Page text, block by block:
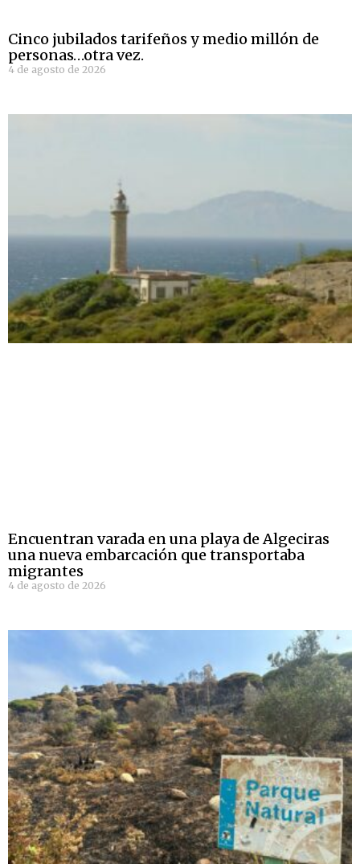
Cinco jubilados tarifeños y medio millón de
personas…otra vez.
4 de agosto de 2026
Encuentran varada en una playa de Algeciras
una nueva embarcación que transportaba
migrantes
4 de agosto de 2026